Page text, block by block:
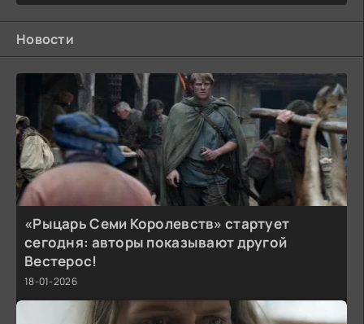
Новости
«Рыцарь Семи Королевств» стартует
сегодня: авторы показывают другой
Вестерос!
18-01-2026